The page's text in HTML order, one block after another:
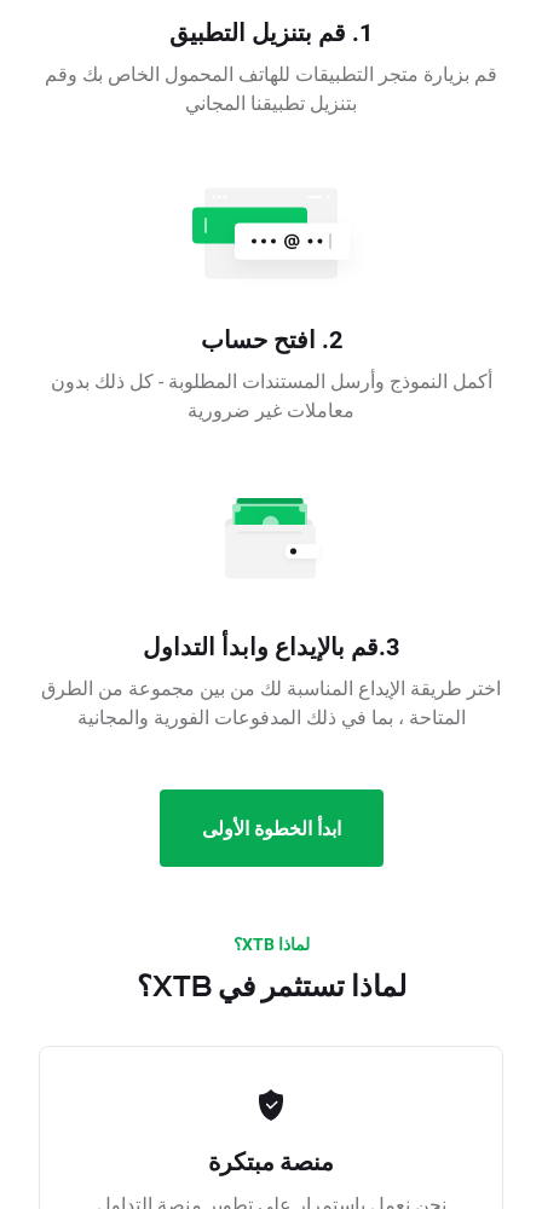
1. قم بتنزيل التطبيق
قم بزيارة متجر التطبيقات للهاتف المحمول الخاص بك وقم
بتنزيل تطبيقنا المجاني
2. افتح حساب
أكمل النموذج وأرسل المستندات المطلوبة - كل ذلك بدون
معاملات غير ضرورية
3.قم بالإيداع وابدأ التداول
اختر طريقة الإيداع المناسبة لك من بين مجموعة من الطرق
المتاحة ، بما في ذلك المدفوعات الفورية والمجانية
ابدأ الخطوة الأولى
لماذا XTB؟
لماذا تستثمر في XTB؟
منصة مبتكرة